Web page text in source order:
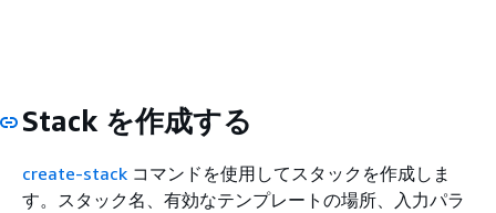
Stack を作成する
create-stack コマンドを使用してスタックを作成しま
す。スタック名、有効なテンプレートの場所、入力パラ